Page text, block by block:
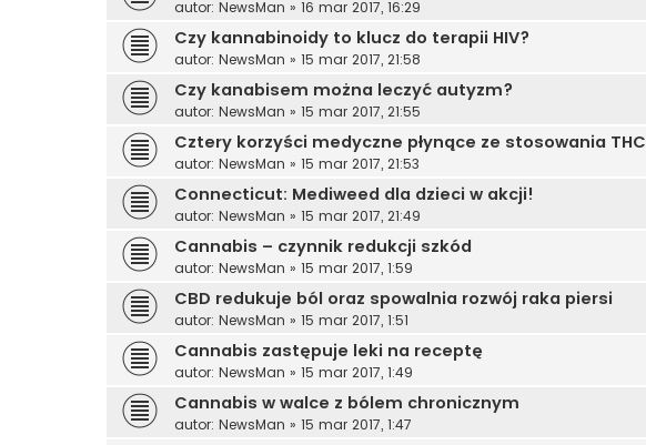
autor: NewsMan » 16 mar 2017, 16:29
Czy kannabinoidy to klucz do terapii HIV?
autor: NewsMan » 15 mar 2017, 21:58
Czy kanabisem można leczyć autyzm?
autor: NewsMan » 15 mar 2017, 21:55
Cztery korzyści medyczne płynące ze stosowania THC
autor: NewsMan » 15 mar 2017, 21:53
Connecticut: Mediweed dla dzieci w akcji!
autor: NewsMan » 15 mar 2017, 21:49
Cannabis – czynnik redukcji szkód
autor: NewsMan » 15 mar 2017, 1:59
CBD redukuje ból oraz spowalnia rozwój raka piersi
autor: NewsMan » 15 mar 2017, 1:51
Cannabis zastępuje leki na receptę
autor: NewsMan » 15 mar 2017, 1:49
Cannabis w walce z bólem chronicznym
autor: NewsMan » 15 mar 2017, 1:47